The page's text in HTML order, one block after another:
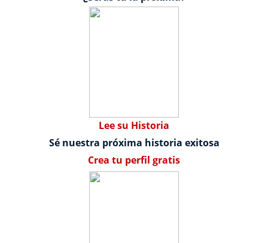
Lee su Historia
Sé nuestra próxima historia exitosa
Crea tu perfil gratis